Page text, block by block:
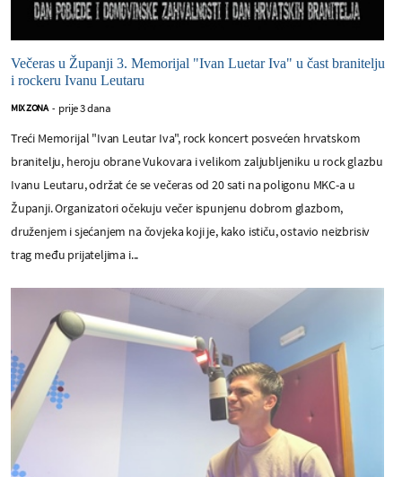
Večeras u Županji 3. Memorijal "Ivan Luetar Iva" u čast branitelju
i rockeru Ivanu Leutaru
MIX ZONA - prije 3 dana
Treći Memorijal "Ivan Leutar Iva", rock koncert posvećen hrvatskom
branitelju, heroju obrane Vukovara i velikom zaljubljeniku u rock glazbu
Ivanu Leutaru, održat će se večeras od 20 sati na poligonu MKC-a u
Županji. Organizatori očekuju večer ispunjenu dobrom glazbom,
druženjem i sjećanjem na čovjeka koji je, kako ističu, ostavio neizbrisiv
trag među prijateljima i...